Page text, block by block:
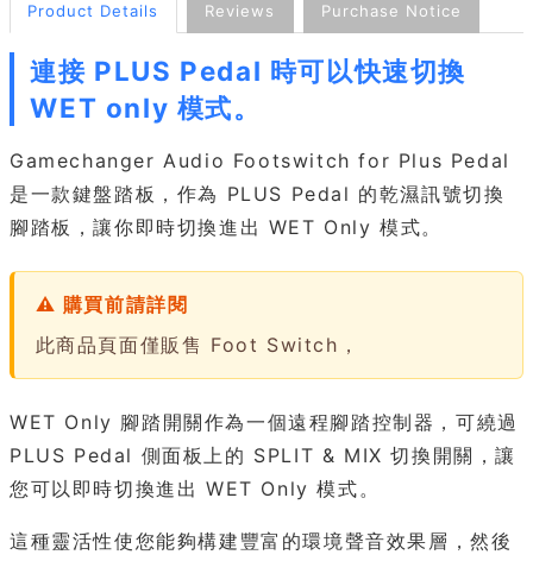
Product Details Reviews Purchase Notice
連接 PLUS Pedal 時可以快速切換
WET only 模式。
Gamechanger Audio Footswitch for Plus Pedal
是一款鍵盤踏板，作為 PLUS Pedal 的乾濕訊號切換
腳踏板，讓你即時切換進出 WET Only 模式。
⚠ 購買前請詳閱
此商品頁面僅販售 Foot Switch，
WET Only 腳踏開關作為一個遠程腳踏控制器，可繞過
PLUS Pedal 側面板上的 SPLIT & MIX 切換開關，讓
您可以即時切換進出 WET Only 模式。
這種靈活性使您能夠構建豐富的環境聲音效果層，然後